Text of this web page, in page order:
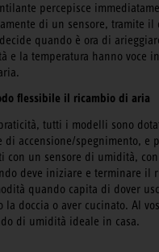
percepisce
di un sensore, tramite il
quando è ora di
e la temperatura hanno voce
flessibile il ricambio di aria
tutti i modelli sono
di accensione/spegnimento, e
con un sensore di umidità,
deve iniziare e terminare il
quando capita di dover
la doccia o aver cucinato. Al
di umidità ideale in casa.